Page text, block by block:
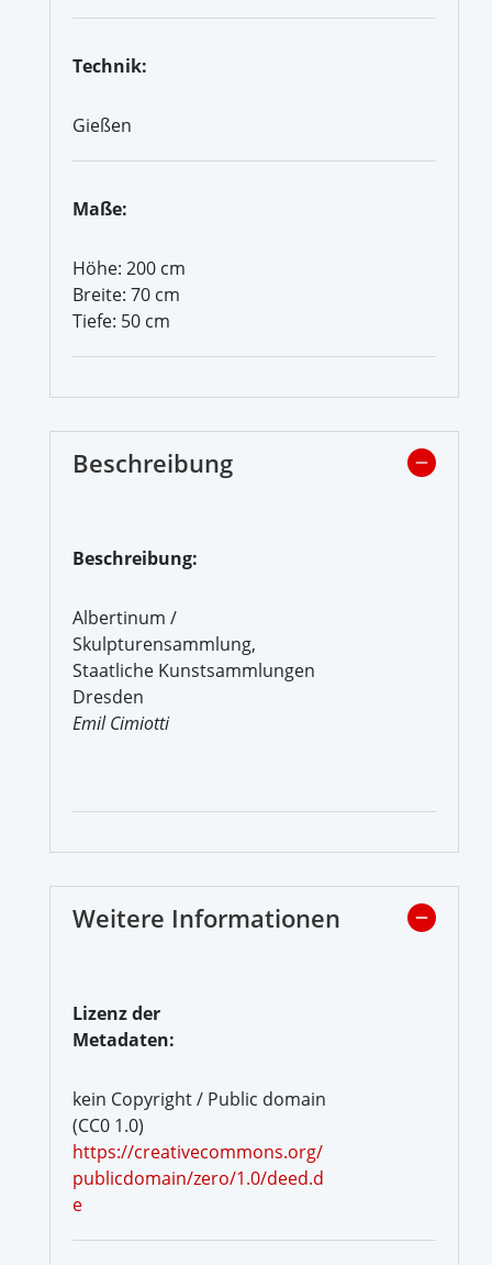
Technik:
Gießen
Maße:
Höhe: 200 cm
Breite: 70 cm
Tiefe: 50 cm
Beschreibung
Beschreibung:
Albertinum /
Skulpturensammlung,
Staatliche Kunstsammlungen
Dresden
Emil Cimiotti
Weitere Informationen
Lizenz der
Metadaten:
kein Copyright / Public domain
(CC0 1.0)
https://creativecommons.org/
publicdomain/zero/1.0/deed.d
e